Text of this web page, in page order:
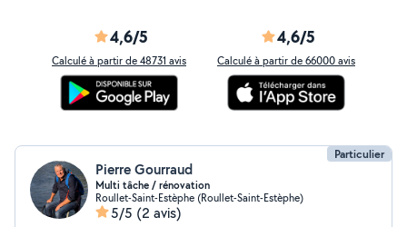
4,6/5
Calculé à partir de 48731 avis
4,6/5
Calculé à partir de 66000 avis
Particulier
Pierre Gourraud
Multi tâche / rénovation
Roullet-Saint-Estèphe (Roullet-Saint-Estèphe)
5/5 (2 avis)